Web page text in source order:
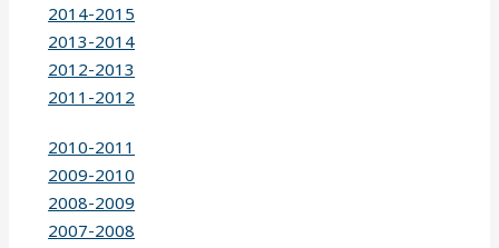
2014-2015
2013-2014
2012-2013
2011-2012
2010-2011
2009-2010
2008-2009
2007-2008